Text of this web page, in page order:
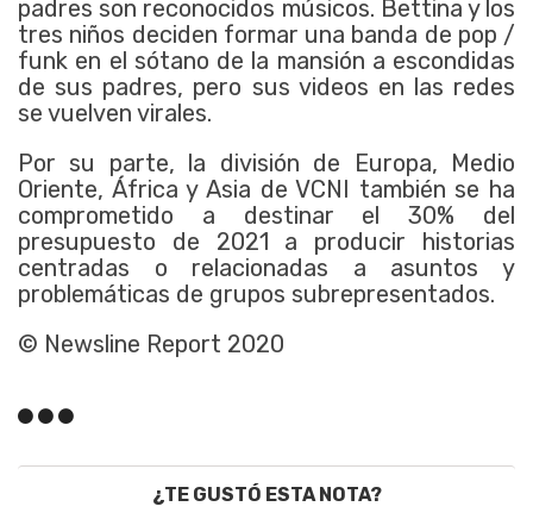
padres son reconocidos músicos. Bettina y los
tres niños deciden formar una banda de pop /
funk en el sótano de la mansión a escondidas
de sus padres, pero sus videos en las redes
se vuelven virales.
Por su parte, la división de Europa, Medio
Oriente, África y Asia de VCNI también se ha
comprometido a destinar el 30% del
presupuesto de 2021 a producir historias
centradas o relacionadas a asuntos y
problemáticas de grupos subrepresentados.
© Newsline Report 2020
¿TE GUSTÓ ESTA NOTA?